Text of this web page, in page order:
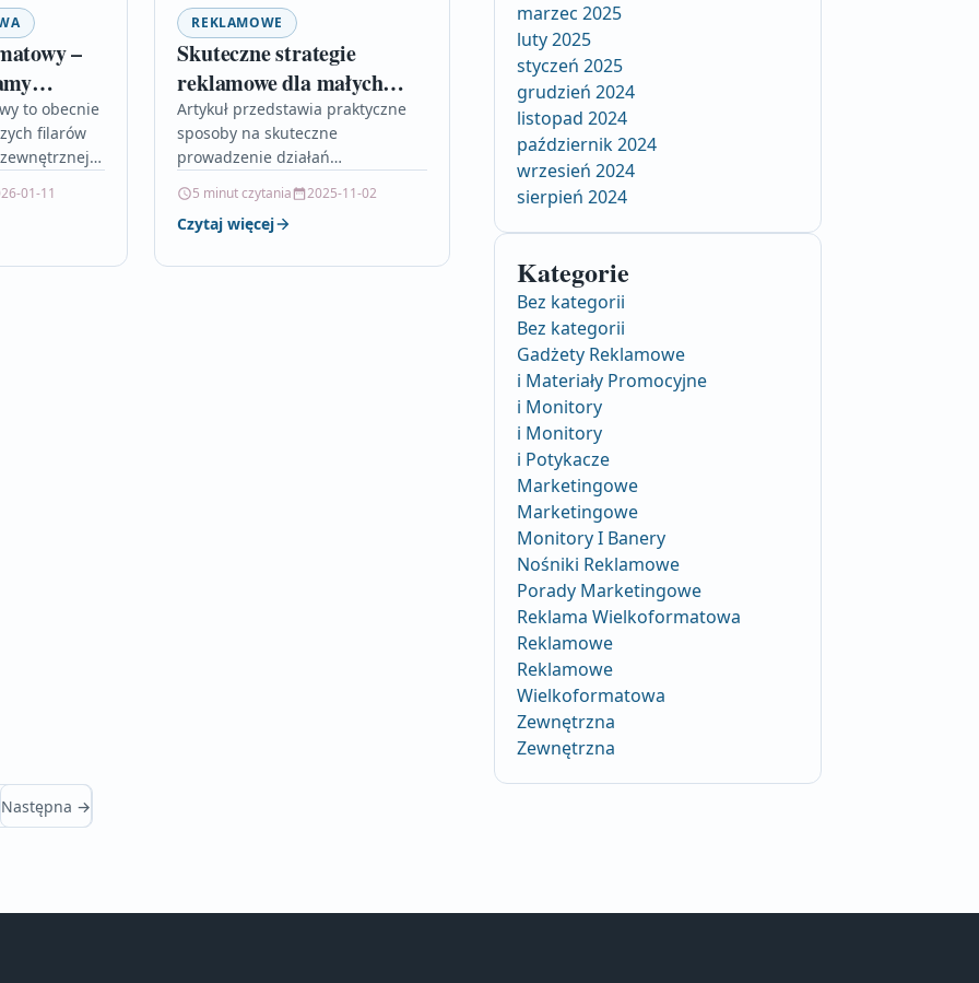
–
to obecnie
filarów
przekazem
jak
01-11
REKLAMOWE
Skuteczne strategie
reklamowe dla małych
firm
Artykuł przedstawia praktyczne
sposoby na skuteczne
prowadzenie działań
nawet przy ograniczonym
budżecie. Pokazuje, jak
5 minut czytania 2025-11-02
Czytaj więcej
Następna →
marzec 2025
luty 2025
styczeń 2025
grudzień 2024
listopad 2024
październik 2024
wrzesień 2024
sierpień 2024
Kategorie
Bez kategorii
Bez kategorii
Gadżety Reklamowe
i Materiały Promocyjne
i Monitory
i Monitory
i Potykacze
Marketingowe
Marketingowe
Monitory I Banery
Nośniki Reklamowe
Porady Marketingowe
Reklama Wielkoformatowa
Reklamowe
Reklamowe
Wielkoformatowa
Zewnętrzna
Zewnętrzna